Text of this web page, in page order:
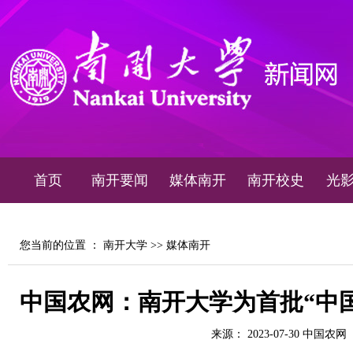
首页 南开要闻 媒体南开 南开校史 光
您当前的位置 ： 南开大学 >> 媒体南开
中国农网：南开大学为首批“中
来源： 2023-07-30 中国农网